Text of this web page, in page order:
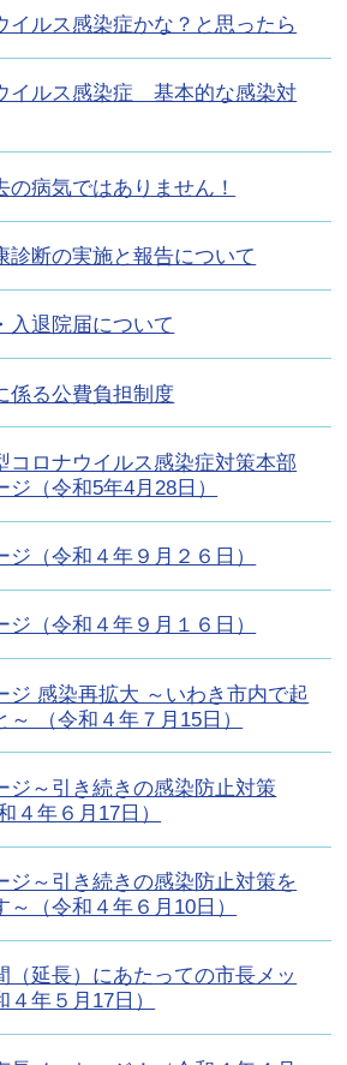
イルス感染症かな？と思ったら
イルス感染症 基本的な感染対
の病気ではありません！
診断の実施と報告について
入退院届について
係る公費負担制度
コロナウイルス感染症対策本部
（令和5年4月28日）
ジ（令和４年９月２６日）
ジ（令和４年９月１６日）
ジ 感染再拡大 ～いわき市内で起
～ （令和４年７月15日）
ジ～引き続きの感染防止対策
４年６月17日）
ジ～引き続きの感染防止対策を
～（令和４年６月10日）
（延長）にあたっての市長メッ
年５月17日）